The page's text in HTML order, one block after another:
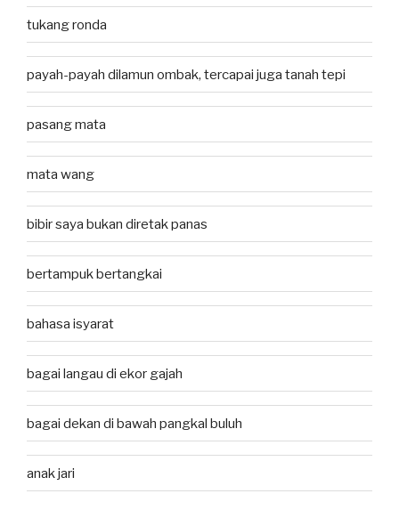
tukang ronda
payah-payah dilamun ombak, tercapai juga tanah tepi
pasang mata
mata wang
bibir saya bukan diretak panas
bertampuk bertangkai
bahasa isyarat
bagai langau di ekor gajah
bagai dekan di bawah pangkal buluh
anak jari